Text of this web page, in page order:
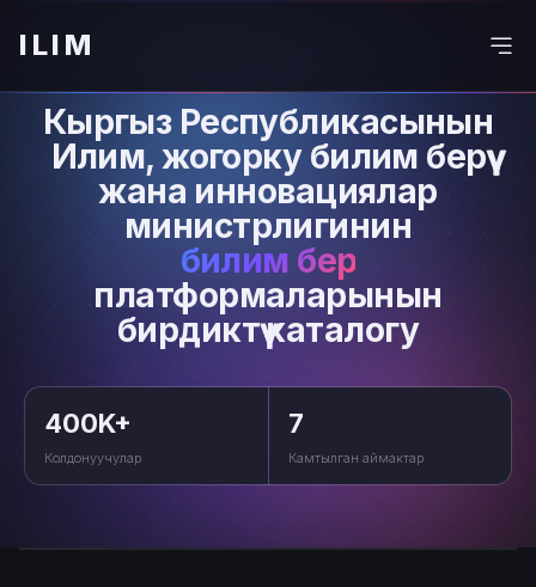
ILIM
Кыргыз Республикасынын
Илим, жогорку билим берүү
жана инновациялар
министрлигинин
билим берүү
платформаларынын
бирдиктүү каталогу
400K+
Колдонуучулар
7
Камтылган аймактар